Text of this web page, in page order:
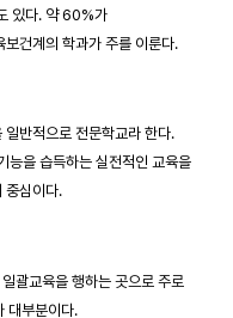
있다. 약 60%가
건계의 학과가 주를 이룬다.
반적으로 전문학교라 한다.
능을 습득하는 실전적인 교육을
중심이다.
괄교육을 행하는 곳으로 주로
대부분이다.